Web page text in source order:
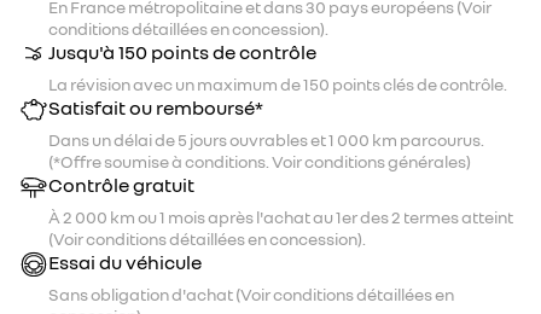
En France métropolitaine et dans 30 pays européens (Voir
conditions détaillées en concession).
Jusqu'à 150 points de contrôle
La révision avec un maximum de 150 points clés de contrôle.
Satisfait ou remboursé*
Dans un délai de 5 jours ouvrables et 1 000 km parcourus.
(*Offre soumise à conditions. Voir conditions générales)
Contrôle gratuit
À 2 000 km ou 1 mois après l'achat au 1er des 2 termes atteint
(Voir conditions détaillées en concession).
Essai du véhicule
Sans obligation d'achat (Voir conditions détaillées en